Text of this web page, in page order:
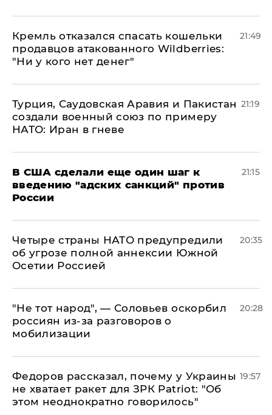
Кремль отказался спасать кошельки
продавцов атакованного Wildberries:
"Ни у кого нет денег"
21:49
Турция, Саудовская Аравия и Пакистан
создали военный союз по примеру
НАТО: Иран в гневе
21:19
В США сделали еще один шаг к
введению "адских санкций" против
России
21:15
Четыре страны НАТО предупредили
об угрозе полной аннексии Южной
Осетии Россией
20:35
​"Не тот народ", — Соловьев оскорбил
россиян из-за разговоров о
мобилизации
20:28
Федоров рассказал, почему у Украины
не хватает ракет для ЗРК Patriot: "Об
этом неоднократно говорилось"
19:57